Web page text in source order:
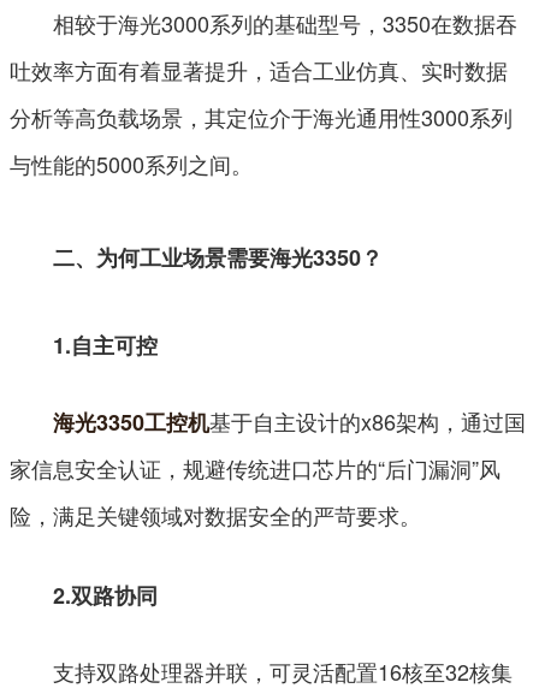
相较于海光3000系列的基础型号，3350在数据吞
吐效率方面有着显著提升，适合工业仿真、实时数据
分析等高负载场景，其定位介于海光通用性3000系列
与性能的5000系列之间。
二、为何工业场景需要海光3350？
1.自主可控
海光3350工控机基于自主设计的x86架构，通过国
家信息安全认证，规避传统进口芯片的“后门漏洞”风
险，满足关键领域对数据安全的严苛要求。
2.双路协同
支持双路处理器并联，可灵活配置16核至32核集